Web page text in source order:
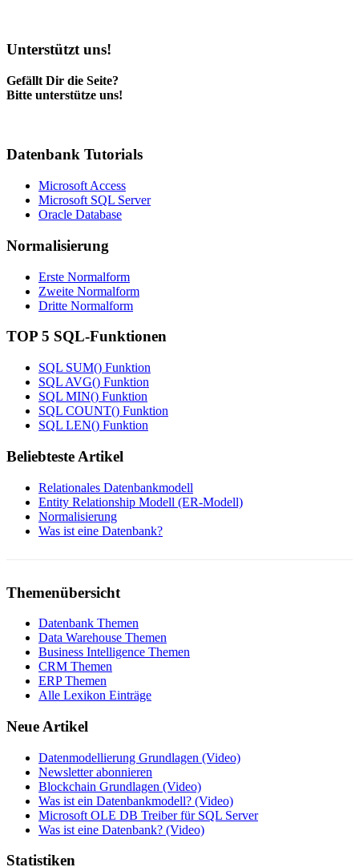
Unterstützt uns!
Gefällt Dir die Seite?
Bitte unterstütze uns!
Datenbank Tutorials
Microsoft Access
Microsoft SQL Server
Oracle Database
Normalisierung
Erste Normalform
Zweite Normalform
Dritte Normalform
TOP 5 SQL-Funktionen
SQL SUM() Funktion
SQL AVG() Funktion
SQL MIN() Funktion
SQL COUNT() Funktion
SQL LEN() Funktion
Beliebteste Artikel
Relationales Datenbankmodell
Entity Relationship Modell (ER-Modell)
Normalisierung
Was ist eine Datenbank?
Themenübersicht
Datenbank Themen
Data Warehouse Themen
Business Intelligence Themen
CRM Themen
ERP Themen
Alle Lexikon Einträge
Neue Artikel
Datenmodellierung Grundlagen (Video)
Newsletter abonnieren
Blockchain Grundlagen (Video)
Was ist ein Datenbankmodell? (Video)
Microsoft OLE DB Treiber für SQL Server
Was ist eine Datenbank? (Video)
Statistiken